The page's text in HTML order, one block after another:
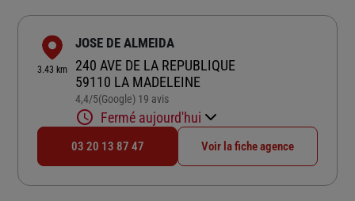
3.43 km
JOSE DE ALMEIDA
240 AVE DE LA REPUBLIQUE
59110 LA MADELEINE
4,4/5Note de 4.4 sur 5
(Google) 19 avis
Fermé aujourd'hui
03 20 13 87 47 Voir la fiche agence